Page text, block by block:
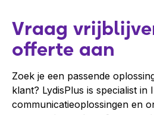
Vraag
offerte aan
Zoek je een passende
klant? LydisPlus is specialist in
communicatieoplossingen en